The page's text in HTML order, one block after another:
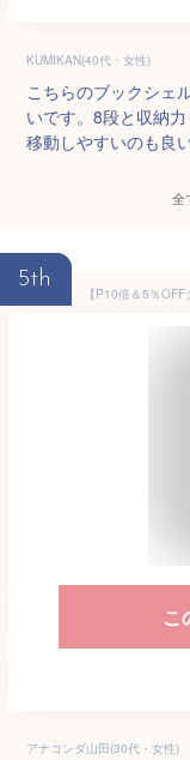
KUMIKAN(40代・女性)
こちらのブックシェ
いです。8段と収納
移動しやすいのも良
全
5th
こ
アナコンダ山田(30代・女性)